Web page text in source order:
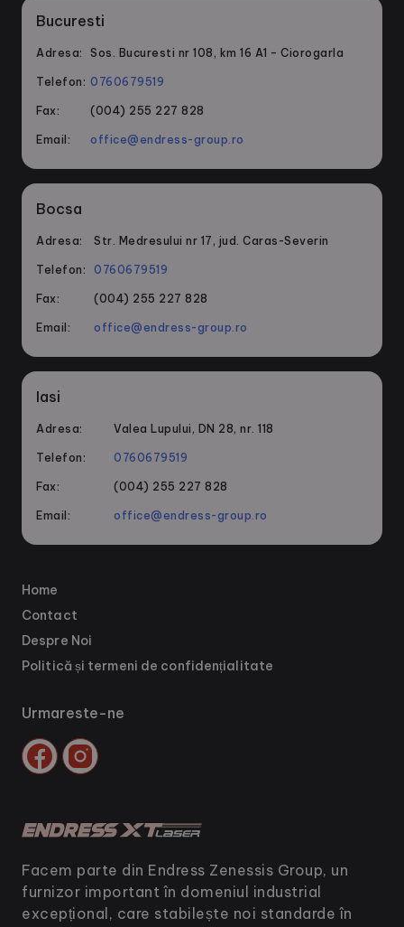
Bucuresti
Adresa: Sos. Bucuresti nr 108, km 16 A1 – Ciorogarla
Telefon: 0760679519
Fax: (004) 255 227 828
Email: office@endress-group.ro
Bocsa
Adresa: Str. Medresului nr 17, jud. Caras-Severin
Telefon: 0760679519
Fax: (004) 255 227 828
Email: office@endress-group.ro
Iasi
Adresa: Valea Lupului, DN 28, nr. 118
Telefon: 0760679519
Fax: (004) 255 227 828
Email: office@endress-group.ro
Home
Contact
Despre Noi
Politică și termeni de confidențialitate
Urmareste-ne
Facem parte din Endress Zenessis Group, un
furnizor important în domeniul industrial
excepțional, care stabilește noi standarde în